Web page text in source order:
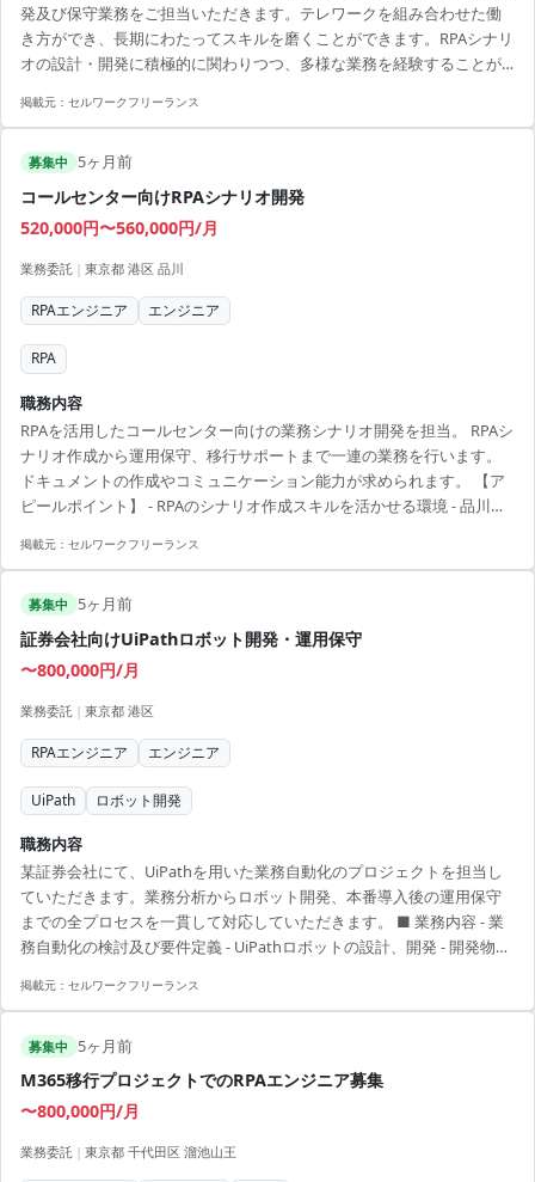
発及び保守業務をご担当いただきます。テレワークを組み合わせた働
き方ができ、長期にわたってスキルを磨くことができます。RPAシナリ
オの設計・開発に積極的に関わりつつ、多様な業務を経験することが
テムの運用改善 ・技術的な問題解決とチームサポート 【アピールポイ
定した働き方ができる ・RPA技術スキルの向上が期待できる ・多様な
都市部プロジェクトで自己成長が可能 ・WinActor経験者歓迎のため、
掲載元： セルワークフリーランス
募集中 5ヶ月前
コールセンター向けRPAシナリオ開発
520,000円〜560,000円/月
業務委託 | 東京都 港区 品川
RPAエンジニア エンジニア
RPA
職務内容
RPAを活用したコールセンター向けの業務シナリオ開発を担当。 RPAシ
ナリオ作成から運用保守、移行サポートまで一連の業務を行います。
ドキュメントの作成やコミュニケーション能力が求められます。 【ア
ピールポイント】 - RPAのシナリオ作成スキルを活かせる環境 - 品川駅
掲載元： セルワークフリーランス
募集中 5ヶ月前
証券会社向けUiPathロボット開発・運用保守
〜800,000円/月
業務委託 | 東京都 港区
RPAエンジニア エンジニア
UiPath ロボット開発
職務内容
某証券会社にて、UiPathを用いた業務自動化のプロジェクトを担当し
ていただきます。業務分析からロボット開発、本番導入後の運用保守
までの全プロセスを一貫して対応していただきます。 ■ 業務内容 - 業
務自動化の検討及び要件定義 - UiPathロボットの設計、開発 - 開発物の
UiPathを活用した先端の業務自動化に携われる - 金融業界特有のプロジ
的に作業可能 - 技術力向上が見込める役割 - 対顧客スキルが鍛えられる
掲載元： セルワークフリーランス
募集中 5ヶ月前
M365移行プロジェクトでのRPAエンジニア募集
〜800,000円/月
業務委託 | 東京都 千代田区 溜池山王